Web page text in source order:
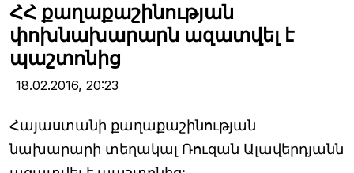
ՀՀ քաղաքաշինության
փոխնախարարն ազատվել է
պաշտոնից
18.02.2016, 20:23
Հայաստանի քաղաքաշինության
նախարարի տեղակալ Ռուզան Ալավերդյանն